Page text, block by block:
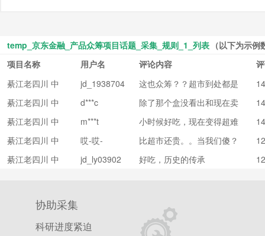
temp_京东金融_产品众筹项目话题_采集_规则_1_列表 （以下为示例
项目名称
用户名 评论内容
綦江老四川 中
华老字号
jd_1938704
这也众筹？？超市到处都是
綦江老四川 中
华老字号
d***c
除了那个盒没看出和现在卖
的有什么区别，而且那个20
0克的五香真是让人倒尽胃
口。
綦江老四川 中
华老字号
m***t
小时候好吃，现在变得超难
吃，好多年前就放弃了。太
遗憾了。越做越差
綦江老四川 中
华老字号
哎-哎- 比超市还贵。。当我们傻？
綦江老四川 中
jd_ly03902 好吃，历史的传承
协助采集
科研进度紧迫